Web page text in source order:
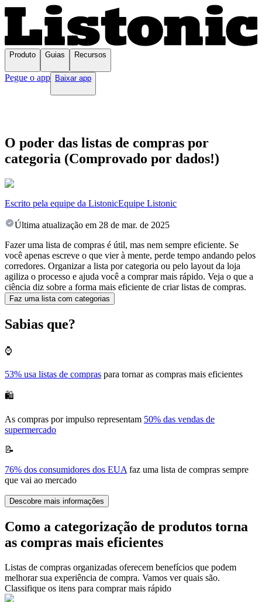
Produto Guias Recursos
Pegue o app Baixar app
O poder das listas de compras por
categoria (Comprovado por dados!)
Escrito pela equipe da ListonicEquipe Listonic
Última atualização em 28 de mar. de 2025
Fazer uma lista de compras é útil, mas nem sempre eficiente. Se
você apenas escreve o que vier à mente, perde tempo andando pelos
corredores. Organizar a lista por categoria ou pelo layout da loja
agiliza o processo e ajuda você a comprar mais rápido. Veja o que a
ciência diz sobre a forma mais eficiente de criar listas de compras.
Faz uma lista com categorias
Sabias que?
⌚
53% usa listas de compras para tornar as compras mais eficientes
🛍️
As compras por impulso representam 50% das vendas de
supermercado
📝
76% dos consumidores dos EUA faz uma lista de compras sempre
que vai ao mercado
Descobre mais informações
Como a categorização de produtos torna
as compras mais eficientes
Listas de compras organizadas oferecem benefícios que podem
melhorar sua experiência de compra. Vamos ver quais são.
Classifique os itens para comprar mais rápido